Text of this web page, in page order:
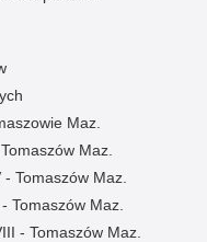
Maz.
Maz.
- Tomaszów Maz.
Tomaszów Maz.
- Tomaszów Maz.